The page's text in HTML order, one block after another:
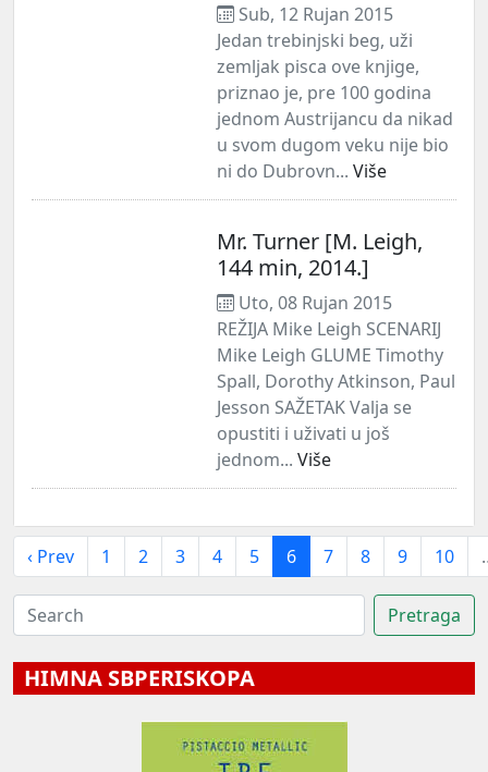
Sub, 12 Rujan 2015
Jedan trebinjski beg, uži
zemljak pisca ove knjige,
priznao je, pre 100 godina
jednom Austrijancu da nikad
u svom dugom veku nije bio
ni do Dubrovn... Više
Mr. Turner [M. Leigh,
144 min, 2014.]
Uto, 08 Rujan 2015
REŽIJA Mike Leigh SCENARIJ
Mike Leigh GLUME Timothy
Spall, Dorothy Atkinson, Paul
Jesson SAŽETAK Valja se
opustiti i uživati u još
jednom... Više
‹ Prev 1 2 3 4 5 6 7 8 9 10
HIMNA SBPERISKOPA